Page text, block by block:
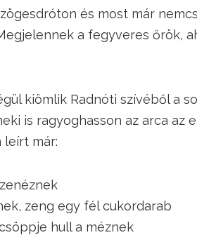
és most már
a fegyveres őrök,
kiömlik Radnóti szívéből a
is ragyoghasson az arca az
leírt már:
zeng egy fél cukordarab
hull a méznek